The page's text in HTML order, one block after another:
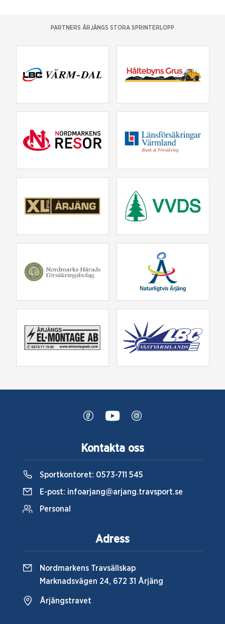
PARTNERS ÅRJÄNGS STORA SPRINTERLOPP
Kontakta oss
Sportkontoret: 0573-711 545
E-post: infoarjang@arjang.travsport.se
Personal
Adress
Nordmarkens Travsällskap
Marknadsvägen 24, 672 31 Årjäng
Årjängstravet